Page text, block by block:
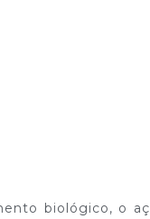
biológico, o